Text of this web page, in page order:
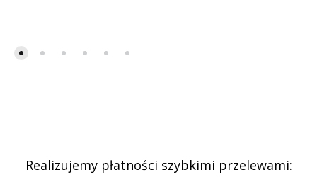
Realizujemy płatności szybkimi przelewami: